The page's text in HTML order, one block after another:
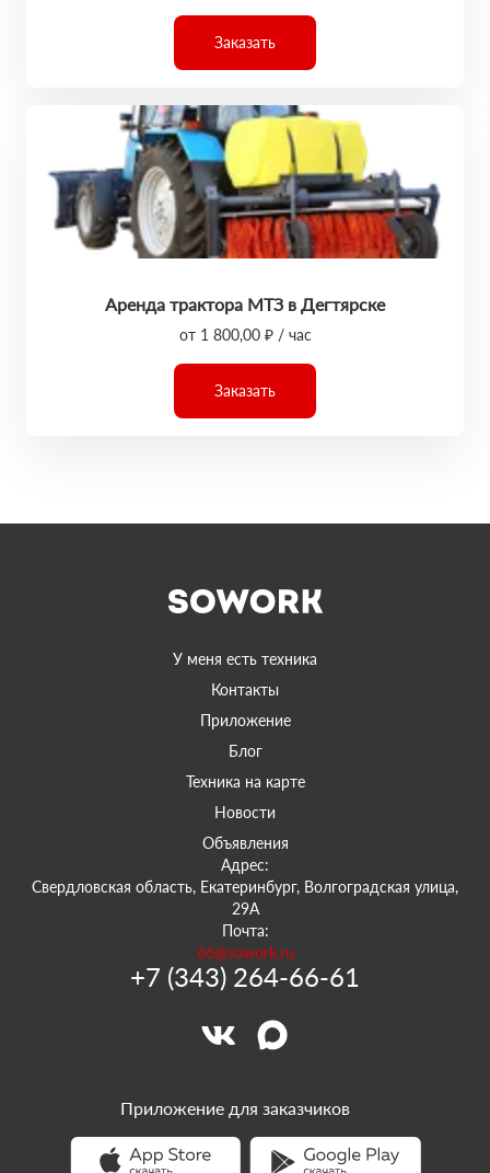
Заказать
Аренда трактора МТЗ в Дегтярске
от 1 800,00 ₽ / час
Заказать
У меня есть техника
Контакты
Приложение
Блог
Техника на карте
Новости
Объявления
Адрес:
Свердловская область, Екатеринбург, Волгоградская улица,
29А
Почта:
66@sowork.ru
+7 (343) 264-66-61
Приложение для заказчиков